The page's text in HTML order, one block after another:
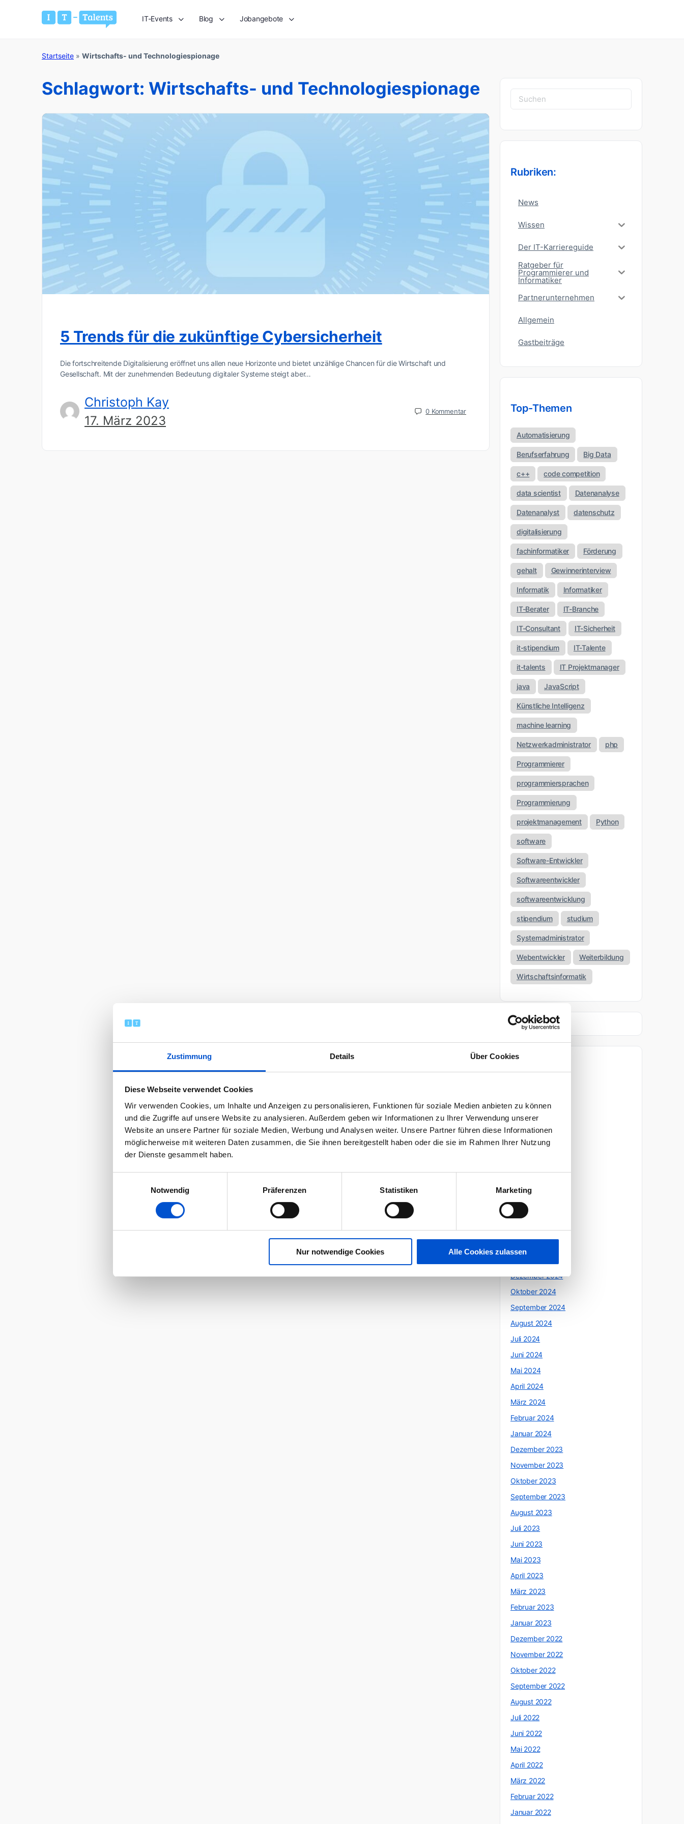
Zustimmung Details Über Cookies
Diese Webseite verwendet Cookies
Wir verwenden Cookies, um Inhalte und Anzeigen zu personalisieren, Funktionen für soziale Medien anbieten zu können
und die Zugriffe auf unsere Website zu analysieren. Außerdem geben wir Informationen zu Ihrer Verwendung unserer
Website an unsere Partner für soziale Medien, Werbung und Analysen weiter. Unsere Partner führen diese Informationen
möglicherweise mit weiteren Daten zusammen, die Sie ihnen bereitgestellt haben oder die sie im Rahmen Ihrer Nutzung
der Dienste gesammelt haben.
Notwendig
Präferenzen Statistiken Marketing
Nur notwendige Cookies Alle Cookies zulassen
IT-Events Blog Jobangebote
Startseite » Wirtschafts- und Technologiespionage
Schlagwort: Wirtschafts- und Technologiespionage
5 Trends für die zukünftige Cybersicherheit
Die fortschreitende Digitalisierung eröffnet uns allen neue Horizonte und bietet unzählige Chancen für die Wirtschaft und
Gesellschaft. Mit der zunehmenden Bedeutung digitaler Systeme steigt aber…
Christoph Kay
17. März 2023
0 Kommentar
Suchen
nach:
Rubriken:
News
Wissen
Der IT-Karriereguide
Ratgeber für
Programmierer und
Informatiker
Partnerunternehmen
Allgemein
Gastbeiträge
Top-Themen
Automatisierung
Berufserfahrung Big Data
c++ code competition
data scientist Datenanalyse
Datenanalyst datenschutz
digitalisierung
fachinformatiker Förderung
gehalt Gewinnerinterview
Informatik Informatiker
IT-Berater IT-Branche
IT-Consultant IT-Sicherheit
it-stipendium IT-Talente
it-talents IT Projektmanager
java JavaScript
Künstliche Intelligenz
machine learning
Netzwerkadministrator php
Programmierer
programmiersprachen
Programmierung
projektmanagement Python
software
Software-Entwickler
Softwareentwickler
softwareentwicklung
stipendium studium
Systemadministrator
Webentwickler Weiterbildung
Wirtschaftsinformatik
April 2026
März 2026
November 2025
Oktober 2025
Mai 2025
April 2025
März 2025
Dezember 2024
Oktober 2024
September 2024
August 2024
Juli 2024
Juni 2024
Mai 2024
April 2024
März 2024
Februar 2024
Januar 2024
Dezember 2023
November 2023
Oktober 2023
September 2023
August 2023
Juli 2023
Juni 2023
Mai 2023
April 2023
März 2023
Februar 2023
Januar 2023
Dezember 2022
November 2022
Oktober 2022
September 2022
August 2022
Juli 2022
Juni 2022
Mai 2022
April 2022
März 2022
Februar 2022
Januar 2022